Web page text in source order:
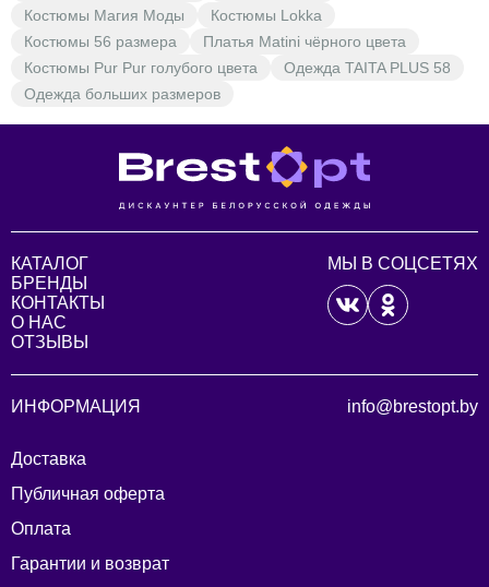
Костюмы Магия Моды
Костюмы Lokka
Костюмы 56 размера
Платья Matini чёрного цвета
Костюмы Pur Pur голубого цвета
Одежда TAITA PLUS 58
Одежда больших размеров
КАТАЛОГ
БРЕНДЫ
КОНТАКТЫ
О НАС
ОТЗЫВЫ
МЫ В СОЦСЕТЯХ
ИНФОРМАЦИЯ
Доставка
Публичная оферта
Оплата
Гарантии и возврат
info@brestopt.by